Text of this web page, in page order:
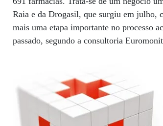
Raia e da Drogasil, que surgiu em julho,
mais uma etapa importante no processo
passado, segundo a consultoria